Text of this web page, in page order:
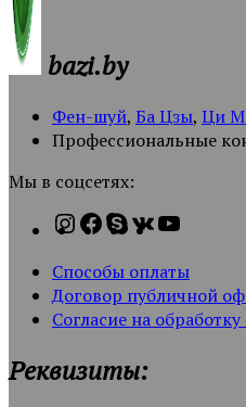
bazi.by
Фен-шуй, Ба Цзы, Ци
Профессиональные
Мы в соцсетях:
Способы оплаты
Договор публичной
Согласие на
Реквизиты: